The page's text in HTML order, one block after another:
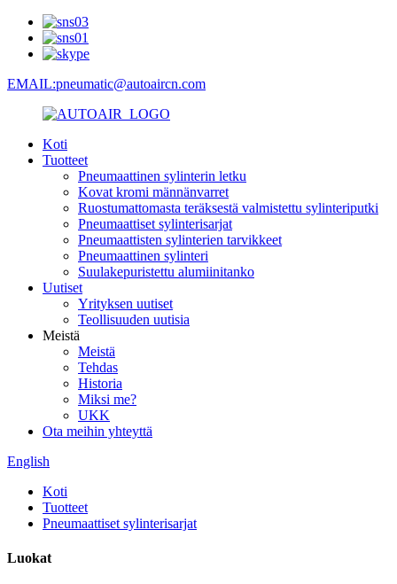
EMAIL:pneumatic@autoaircn.com
Koti
Tuotteet
Pneumaattinen sylinterin letku
Kovat kromi männänvarret
Ruostumattomasta teräksestä valmistettu sylinteriputki
Pneumaattiset sylinterisarjat
Pneumaattisten sylinterien tarvikkeet
Pneumaattinen sylinteri
Suulakepuristettu alumiinitanko
Uutiset
Yrityksen uutiset
Teollisuuden uutisia
Meistä
Meistä
Tehdas
Historia
Miksi me?
UKK
Ota meihin yhteyttä
English
Koti
Tuotteet
Pneumaattiset sylinterisarjat
Luokat